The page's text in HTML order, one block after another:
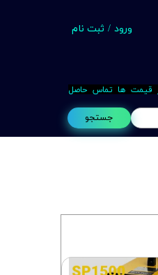
جستجو
ورود / ثبت نام
سفارشات
خروج از حساب کاربری
قیمت ها تماس حاصل